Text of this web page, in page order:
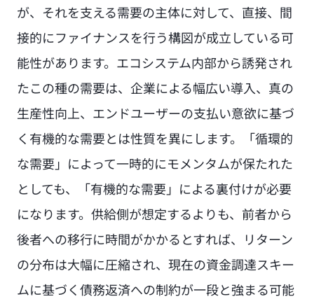
が、それを支える需要の主体に対して、直接、間
接的にファイナンスを行う構図が成立している可
能性があります。エコシステム内部から誘発され
たこの種の需要は、企業による幅広い導入、真の
生産性向上、エンドユーザーの支払い意欲に基づ
く有機的な需要とは性質を異にします。「循環的
な需要」によって一時的にモメンタムが保たれた
としても、「有機的な需要」による裏付けが必要
になります。供給側が想定するよりも、前者から
後者への移行に時間がかかるとすれば、リターン
の分布は大幅に圧縮され、現在の資金調達スキー
ムに基づく債務返済への制約が一段と強まる可能